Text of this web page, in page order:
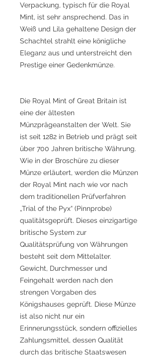
Verpackung, typisch für die Royal
Mint, ist sehr ansprechend. Das in
Weiß und Lila gehaltene Design der
Schachtel strahlt eine königliche
Eleganz aus und unterstreicht den
Prestige einer Gedenkmünze.
Die Royal Mint of Great Britain ist
eine der ältesten
Münzprägeanstalten der Welt. Sie
ist seit 1282 in Betrieb und prägt seit
über 700 Jahren britische Währung.
Wie in der Broschüre zu dieser
Münze erläutert, werden die Münzen
der Royal Mint nach wie vor nach
dem traditionellen Prüfverfahren
„Trial of the Pyx“ (Pinnprobe)
qualitätsgeprüft. Dieses einzigartige
britische System zur
Qualitätsprüfung von Währungen
besteht seit dem Mittelalter.
Gewicht, Durchmesser und
Feingehalt werden nach den
strengen Vorgaben des
Königshauses geprüft. Diese Münze
ist also nicht nur ein
Erinnerungsstück, sondern offizielles
Zahlungsmittel, dessen Qualität
durch das britische Staatswesen